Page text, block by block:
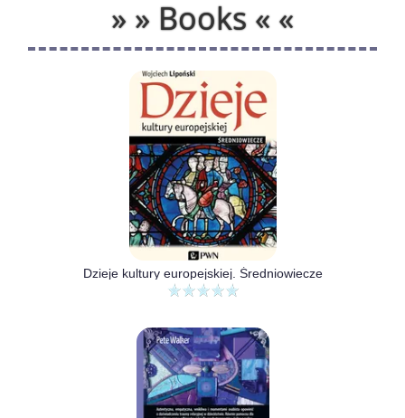
» » Books « «
Dzieje kultury europejskiej. Średniowiecze